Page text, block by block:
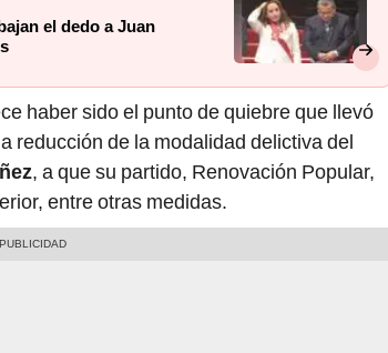
el dedo a Juan
haber sido el punto de quiebre que llevó
reducción de la modalidad delictiva del
, a que su partido, Renovación Popular,
entre otras medidas.